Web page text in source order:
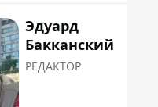
Эдуард
Бакканский
РЕДАКТОР